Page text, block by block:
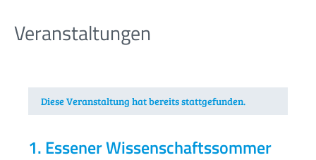
Veranstaltungen
Diese Veranstaltung hat bereits stattgefunden.
1. Essener Wissenschaftssommer